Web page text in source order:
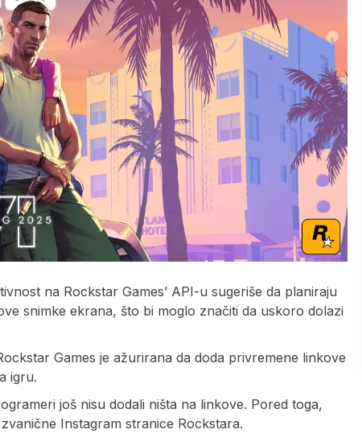
na Rockstar Games’ API-u sugeriše da planiraju
snimke ekrana, što bi moglo značiti da uskoro dolazi
Games je ažurirana da doda privremene linkove
igru.
još nisu dodali ništa na linkove. Pored toga,
Instagram stranice Rockstara.